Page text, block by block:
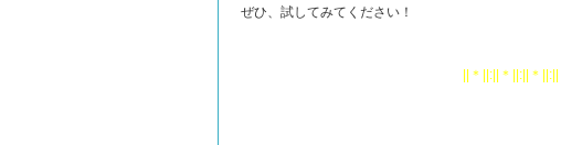
ぜひ、試してみてください！
||＊||:||＊||:||＊